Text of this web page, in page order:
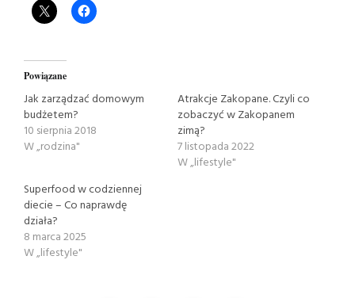
Powiązane
Jak zarządzać domowym
budżetem?
10 sierpnia 2018
W „rodzina"
Atrakcje Zakopane. Czyli co
zobaczyć w Zakopanem
zimą?
7 listopada 2022
W „lifestyle"
Superfood w codziennej
diecie – Co naprawdę
działa?
8 marca 2025
W „lifestyle"